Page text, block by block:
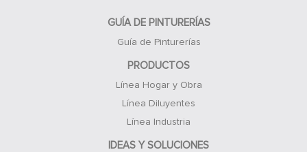
GUÍA DE PINTURERÍAS
Guía de Pinturerías
PRODUCTOS
Línea Hogar y Obra
Línea Diluyentes
Línea Industria
IDEAS Y SOLUCIONES